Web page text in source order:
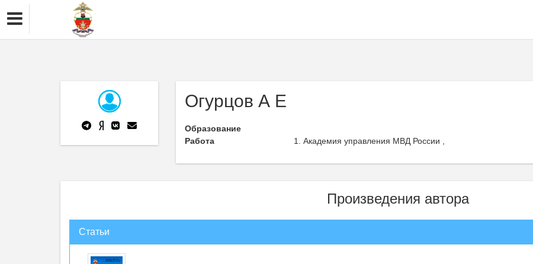
Огурцов А Е
Образование
Работа
Академия управления МВД России ,
Произведения автора
Статьи